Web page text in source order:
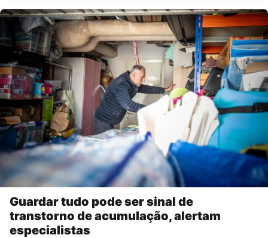
Guardar tudo pode ser sinal de
transtorno de acumulação, alertam
especialistas